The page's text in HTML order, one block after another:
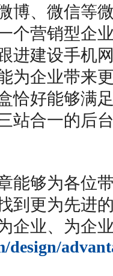
博、微信等
个营销型企
进建设手机
为企业带来
恰好能够满
站合一的后
能够为各位
到更为先进
企业、为企
design/